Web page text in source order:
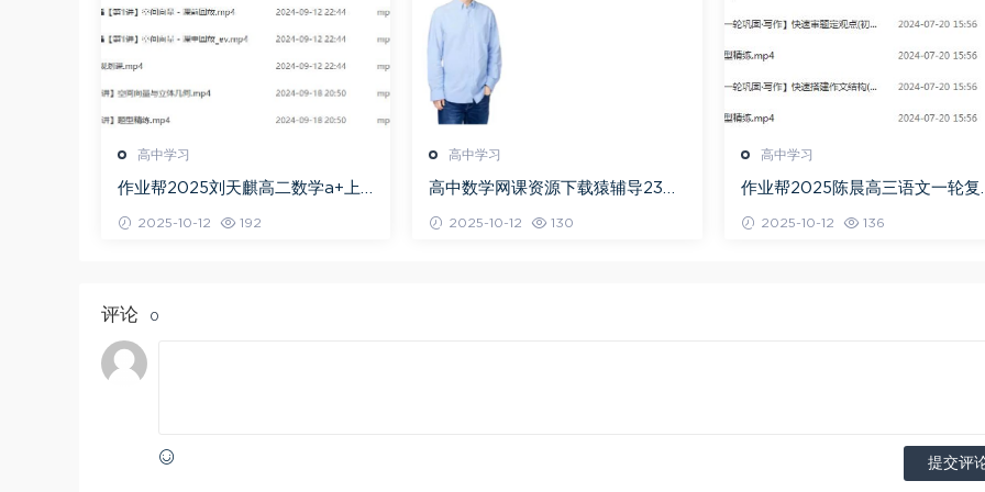
高中学习
作业帮2025刘天麒高二数学a+上
2025-10-12 192
高中学习
高中数学网课资源下载猿辅导23年
2025-10-12 130
高中学习
作业帮2025陈晨高三语文一轮复
2025-10-12 136
评论 0
提交评